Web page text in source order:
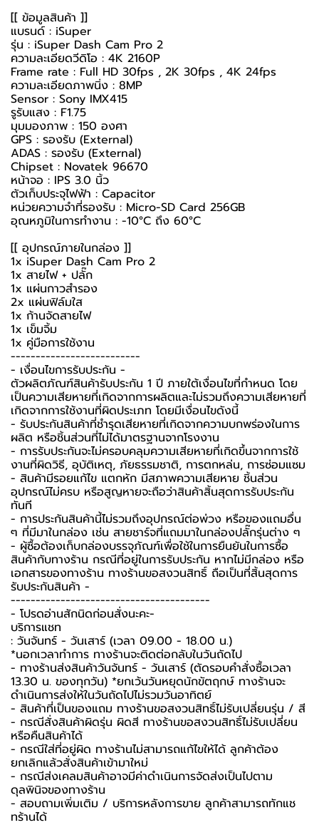
[[ ข้อมูลสินค้า ]]
แบรนด์ : iSuper
รุ่น : iSuper Dash Cam Pro 2
ความละเอียดวีดิโอ : 4K 2160P
Frame rate : Full HD 30fps , 2K 30fps , 4K 24fps
ความละเอียดภาพนิ่ง : 8MP
Sensor : Sony IMX415
รูรับแสง : F1.75
มุมมองภาพ : 150 องศา
GPS : รองรับ (External)
ADAS : รองรับ (External)
Chipset : Novatek 96670
หน้าจอ : IPS 3.0 นิ้ว
ตัวเก็บประจุไฟฟ้า : Capacitor
หน่วยความจำที่รองรับ : Micro-SD Card 256GB
อุณหภูมิในการทำงาน : -10°C ถึง 60°C
[[ อุปกรณ์ภายในกล่อง ]]
1x iSuper Dash Cam Pro 2
1x สายไฟ + ปลั๊ก
1x แผ่นกาวสำรอง
2x แผ่นฟิล์มใส
1x ก้านจัดสายไฟ
1x เข็มจิ้ม
1x คู่มือการใช้งาน
--------------------------
-️ เงื่อนไขการรับประกัน -️
ตัวผลิตภัณฑ์สินค้ารับประกัน 1 ปี ภายใต้เงื่อนไขที่กำหนด โดย
เป็นความเสียหายที่เกิดจากการผลิตและไม่รวมถึงความเสียหายที่
เกิดจากการใช้งานที่ผิดประเภท โดยมีเงื่อนไขดังนี้
- รับประกันสินค้าที่ชำรุดเสียหายที่เกิดจากความบกพร่องในการ
ผลิต หรือชิ้นส่วนที่ไม่ได้มาตรฐานจากโรงงาน
- การรับประกันจะไม่ครอบคลุมความเสียหายที่เกิดขึ้นจากการใช้
งานที่ผิดวิธี, อุบัติเหตุ, ภัยธรรมชาติ, การตกหล่น, การซ่อมแซม
- สินค้ามีรอยแก้ไข แตกหัก มีสภาพความเสียหาย ชิ้นส่วน
อุปกรณ์ไม่ครบ หรือสูญหายจะถือว่าสินค้าสิ้นสุดการรับประกัน
ทันที
- การประกันสินค้านี้ไม่รวมถึงอุปกรณ์ต่อพ่วง หรือของแถมอื่น
ๆ ที่มีมาในกล่อง เช่น สายชาร์จที่แถมมาในกล่องปลั๊กรุ่นต่าง ๆ
-️ ผู้ซื้อต้องเก็บกล่องบรรจุภัณฑ์เพื่อใช้ในการยืนยันในการซื้อ
สินค้ากับทางร้าน กรณีที่อยู่ในการรับประกัน หากไม่มีกล่อง หรือ
เอกสารของทางร้าน ทางร้านขอสงวนสิทธิ์ ถือเป็นที่สิ้นสุดการ
รับประกันสินค้า -️
----------------------------------------
-️ โปรดอ่านสักนิดก่อนสั่งนะคะ-️
บริการแชท
: วันจันทร์ - วันเสาร์ (เวลา 09.00 - 18.00 น.)
*นอกเวลาทำการ ทางร้านจะติดต่อกลับในวันถัดไป
- ทางร้านส่งสินค้าวันจันทร์ - วันเสาร์ (ตัดรอบคำสั่งซื้อเวลา
13.30 น. ของทุกวัน) *ยกเว้นวันหยุดนักขัตฤกษ์ ทางร้านจะ
ดำเนินการส่งให้ในวันถัดไปไม่รวมวันอาทิตย์
- สินค้าที่เป็นของแถม ทางร้านขอสงวนสิทธิ์ไม่รับเปลี่ยนรุ่น / สี
- กรณีสั่งสินค้าผิดรุ่น ผิดสี ทางร้านขอสงวนสิทธิ์ไม่รับเปลี่ยน
หรือคืนสินค้าได้
- กรณีใส่ที่อยู่ผิด ทางร้านไม่สามารถแก้ไขให้ได้ ลูกค้าต้อง
ยกเลิกแล้วสั่งสินค้าเข้ามาใหม่
- กรณีส่งเคลมสินค้าอาจมีค่าดำเนินการจัดส่งเป็นไปตาม
ดุลพินิจของทางร้าน
- สอบถามเพิ่มเติม / บริการหลังการขาย ลูกค้าสามารถทักแช
ทร้านได้